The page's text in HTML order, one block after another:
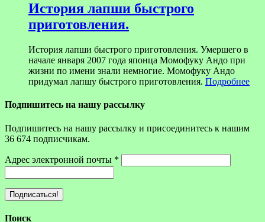
История лапши быстрого
приготовления.
История лапши быстрого приготовления. Умершего в
начале января 2007 года японца Момофуку Андо при
жизни по имени знали немногие. Момофуку Андо
придумал лапшу быстрого приготовления. Подробнее
Подпишитесь на нашу рассылку
Подпишитесь на нашу рассылку и присоединитесь к нашим
36 674 подписчикам.
Адрес электронной почты *
Поиск